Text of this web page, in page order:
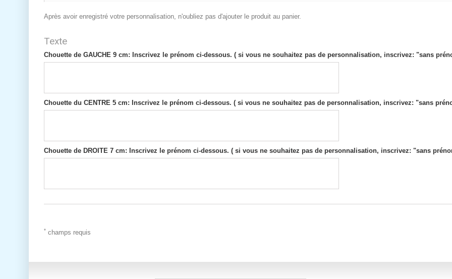
Après avoir enregistré votre personnalisation, n'oubliez pas d'ajouter le produit au panier.
Texte
Chouette de GAUCHE 9 cm: Inscrivez le prénom ci-dessous. ( si vous ne souhaitez pas de personnalisation, inscrivez: "sans
Chouette du CENTRE 5 cm: Inscrivez le prénom ci-dessous. ( si vous ne souhaitez pas de personnalisation, inscrivez: "sans
Chouette de DROITE 7 cm: Inscrivez le prénom ci-dessous. ( si vous ne souhaitez pas de personnalisation, inscrivez: "sans
* champs requis